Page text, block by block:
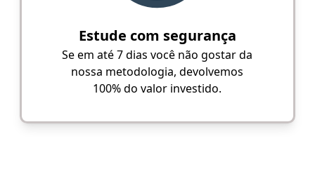
Estude com segurança
Se em até 7 dias você não gostar da
nossa metodologia, devolvemos
100% do valor investido.